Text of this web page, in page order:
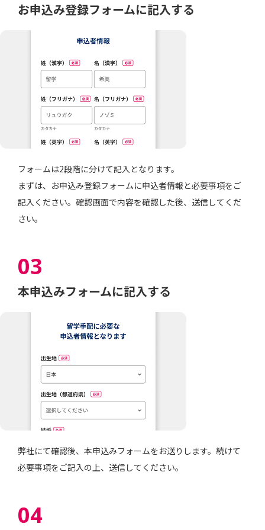
お申込み登録フォームに記入する
フォームは2段階に分けて記入となります。
まずは、お申込み登録フォームに申込者情報と必要事項をご
記入ください。確認画面で内容を確認した後、送信してくだ
さい。
本申込みフォームに記入する
03
弊社にて確認後、本申込みフォームをお送りします。続けて
必要事項をご記入の上、送信してください。
04